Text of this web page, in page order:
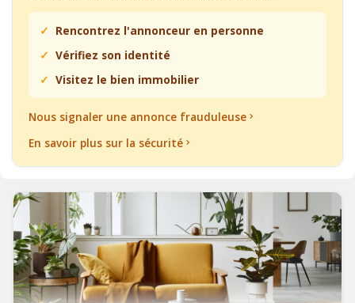
Rencontrez l'annonceur en personne
Vérifiez son identité
Visitez le bien immobilier
Nous signaler une annonce frauduleuse
En savoir plus sur la sécurité